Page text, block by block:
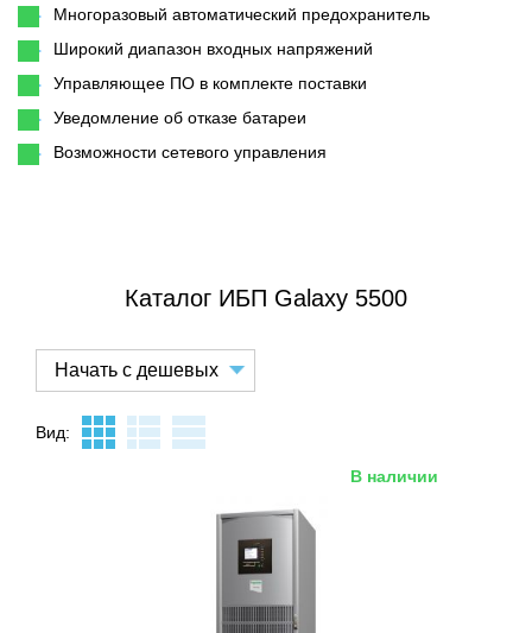
Многоразовый автоматический предохранитель
Широкий диапазон входных напряжений
Управляющее ПО в комплекте поставки
Уведомление об отказе батареи
Возможности сетевого управления
Каталог ИБП Galaxy 5500
Вид:
В наличии